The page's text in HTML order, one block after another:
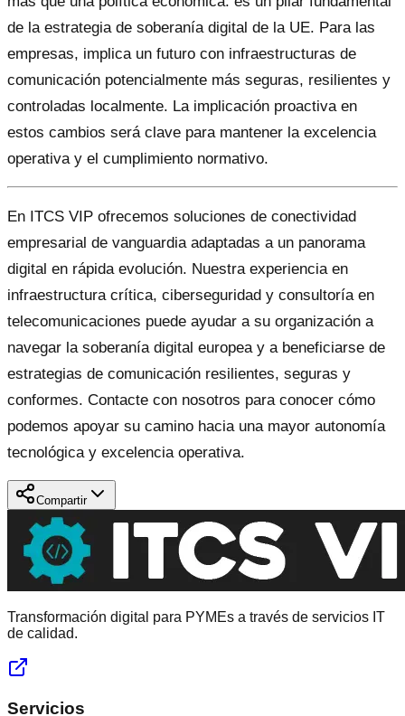
de la estrategia de soberanía digital de la UE. Para las
empresas, implica un futuro con infraestructuras de
comunicación potencialmente más seguras, resilientes y
controladas localmente. La implicación proactiva en
estos cambios será clave para mantener la excelencia
operativa y el cumplimiento normativo.
En ITCS VIP ofrecemos soluciones de conectividad
empresarial de vanguardia adaptadas a un panorama
digital en rápida evolución. Nuestra experiencia en
infraestructura crítica, ciberseguridad y consultoría en
telecomunicaciones puede ayudar a su organización a
navegar la soberanía digital europea y a beneficiarse de
estrategias de comunicación resilientes, seguras y
conformes. Contacte con nosotros para conocer cómo
podemos apoyar su camino hacia una mayor autonomía
tecnológica y excelencia operativa.
Compartir
Transformación digital para PYMEs a través de servicios IT
de calidad.
Servicios